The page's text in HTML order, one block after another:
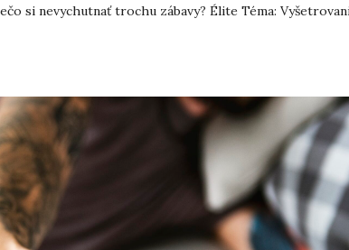
si nevychutnať trochu zábavy? Élite Téma: